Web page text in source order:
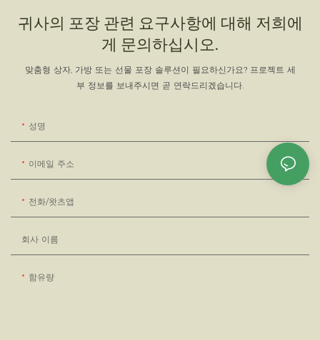
귀사의 포장 관련 요구사항에 대해 저희에
게 문의하십시오.
맞춤형 상자, 가방 또는 선물 포장 솔루션이 필요하신가요? 프로젝트 세
부 정보를 보내주시면 곧 연락드리겠습니다.
성명
이메일 주소
전화/왓츠앱
회사 이름
함유량